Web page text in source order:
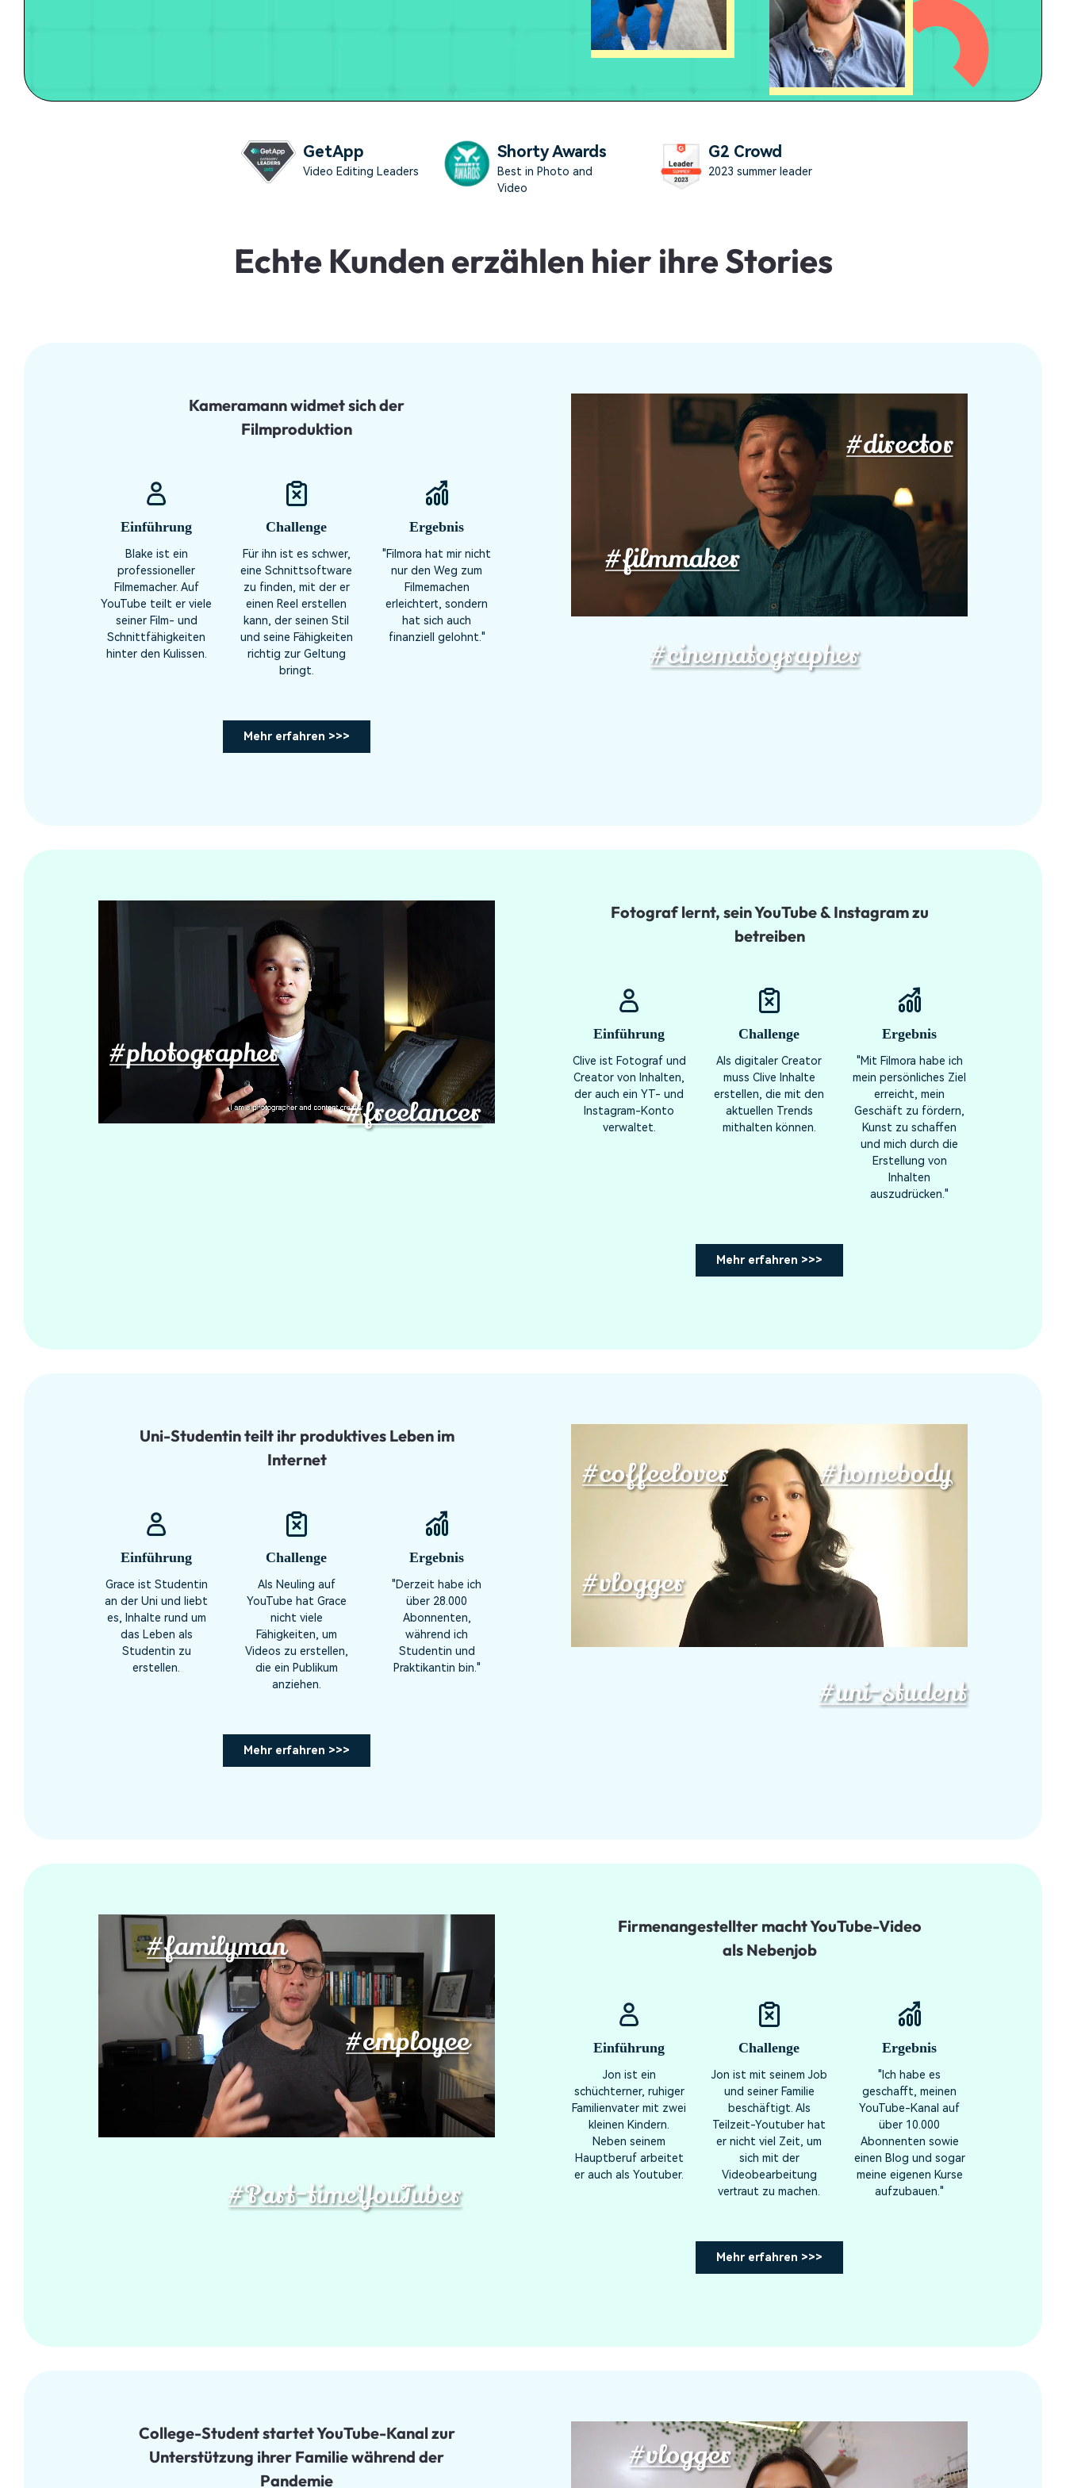
Alle Produkte ansehen
Kostenloser Download
Kostenloser Download
Mehr erfahren 👉
Kostenloser Download
GetApp
Video Editing Leaders
Shorty Awards
Best in Photo and
Video
G2 Crowd
2023 summer leader
Echte Kunden erzählen hier ihre Stories
Kameramann widmet sich der
Filmproduktion
Einführung
Blake ist ein
professioneller
Filmemacher. Auf
YouTube teilt er viele
seiner Film- und
Schnittfähigkeiten
hinter den Kulissen.
Challenge
Für ihn ist es schwer,
eine Schnittsoftware
zu finden, mit der er
einen Reel erstellen
kann, der seinen Stil
und seine Fähigkeiten
richtig zur Geltung
bringt.
Ergebnis
"Filmora hat mir nicht
nur den Weg zum
Filmemachen
erleichtert, sondern
hat sich auch
finanziell gelohnt."
Mehr erfahren >>>
Fotograf lernt, sein YouTube & Instagram zu
betreiben
Einführung
Clive ist Fotograf und
Creator von Inhalten,
der auch ein YT- und
Instagram-Konto
verwaltet.
Challenge
Als digitaler Creator
muss Clive Inhalte
erstellen, die mit den
aktuellen Trends
mithalten können.
Ergebnis
"Mit Filmora habe ich
mein persönliches Ziel
erreicht, mein
Geschäft zu fördern,
Kunst zu schaffen
und mich durch die
Erstellung von
Inhalten
auszudrücken."
Mehr erfahren >>>
Uni-Studentin teilt ihr produktives Leben im
Internet
Einführung
Grace ist Studentin
an der Uni und liebt
es, Inhalte rund um
das Leben als
Studentin zu
erstellen.
Challenge
Als Neuling auf
YouTube hat Grace
nicht viele
Fähigkeiten, um
Videos zu erstellen,
die ein Publikum
anziehen.
Ergebnis
"Derzeit habe ich
über 28.000
Abonnenten,
während ich
Studentin und
Praktikantin bin."
Mehr erfahren >>>
Firmenangestellter macht YouTube-Video
als Nebenjob
Einführung
Jon ist ein
schüchterner, ruhiger
Familienvater mit zwei
kleinen Kindern.
Neben seinem
Hauptberuf arbeitet
er auch als Youtuber.
Challenge
Jon ist mit seinem Job
und seiner Familie
beschäftigt. Als
Teilzeit-Youtuber hat
er nicht viel Zeit, um
sich mit der
Videobearbeitung
vertraut zu machen.
Ergebnis
"Ich habe es
geschafft, meinen
YouTube-Kanal auf
über 10.000
Abonnenten sowie
einen Blog und sogar
meine eigenen Kurse
aufzubauen."
Mehr erfahren >>>
College-Student startet YouTube-Kanal zur
Unterstützung ihrer Familie während der
Pandemie